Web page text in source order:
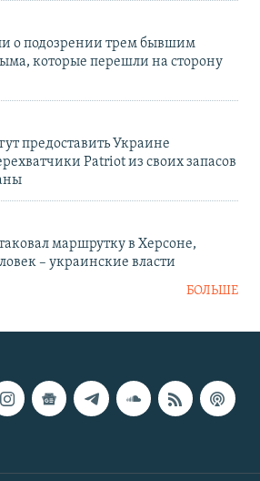
о подозрении трем бывшим
которые перешли на сторону
предоставить Украине
Patriot из своих запасов
маршрутку в Херсоне,
– украинские власти
БОЛЬШЕ